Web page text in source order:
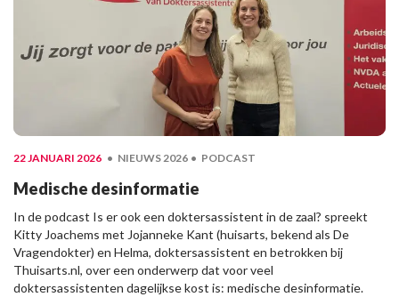
22 JANUARI 2026 NIEUWS 2026 PODCAST
Medische desinformatie
In de podcast Is er ook een doktersassistent in de zaal? spreekt
Kitty Joachems met Jojanneke Kant (huisarts, bekend als De
Vragendokter) en Helma, doktersassistent en betrokken bij
Thuisarts.nl, over een onderwerp dat voor veel
doktersassistenten dagelijkse kost is: medische desinformatie.